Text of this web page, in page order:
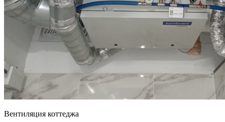
Вентиляция коттеджа